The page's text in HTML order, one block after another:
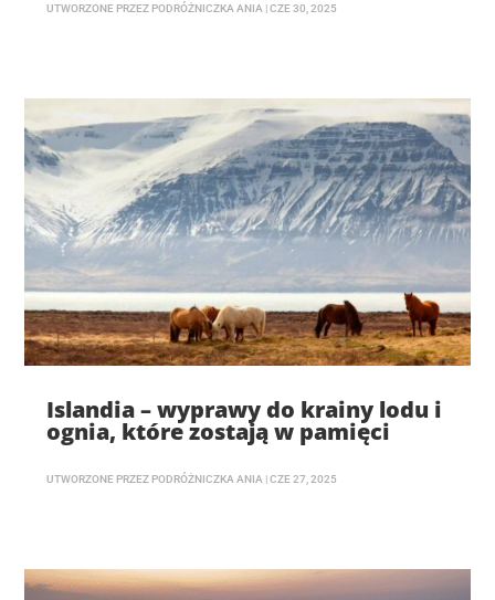
UTWORZONE PRZEZ PODRÓŻNICZKA ANIA |CZE 30, 2025
Islandia – wyprawy do krainy lodu i
ognia, które zostają w pamięci
UTWORZONE PRZEZ PODRÓŻNICZKA ANIA |CZE 27, 2025